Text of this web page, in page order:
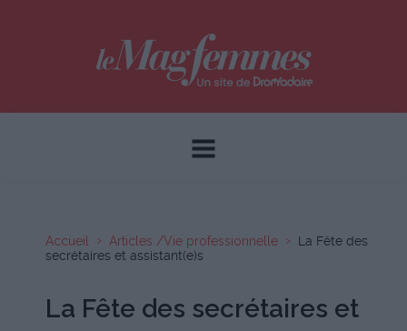
Accueil Articles /Vie professionnelle
La Fête des
secrétaires et assistant(e)s
La Fête des secrétaires et